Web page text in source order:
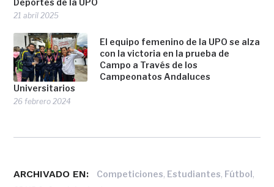
Deportes de la UPO
21 abril 2025
El equipo femenino de la UPO se alza
con la victoria en la prueba de
Campo a Través de los
Campeonatos Andaluces
Universitarios
26 febrero 2024
ARCHIVADO EN: Competiciones, Estudiantes, Fútbol,